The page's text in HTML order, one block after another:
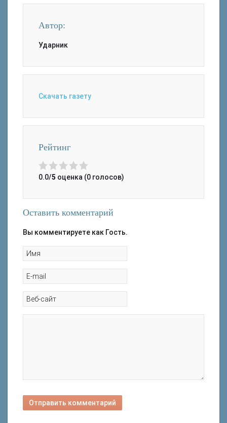
Автор:
Ударник
Скачать газету
Рейтинг
0.0/5 оценка (0 голосов)
Оставить комментарий
Вы комментируете как Гость.
Отправить комментарий